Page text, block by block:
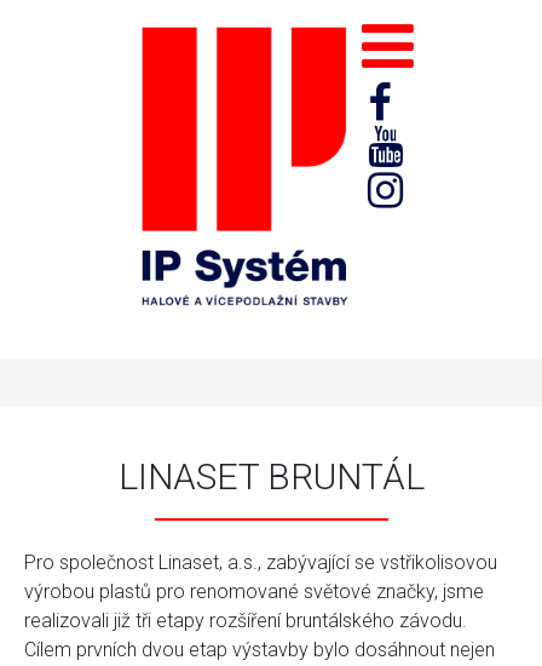
LINASET BRUNTÁL
Pro společnost Linaset, a.s., zabývající se vstřikolisovou
výrobou plastů pro renomované světové značky, jsme
realizovali již tři etapy rozšíření bruntálského závodu.
Cílem prvních dvou etap výstavby bylo dosáhnout nejen